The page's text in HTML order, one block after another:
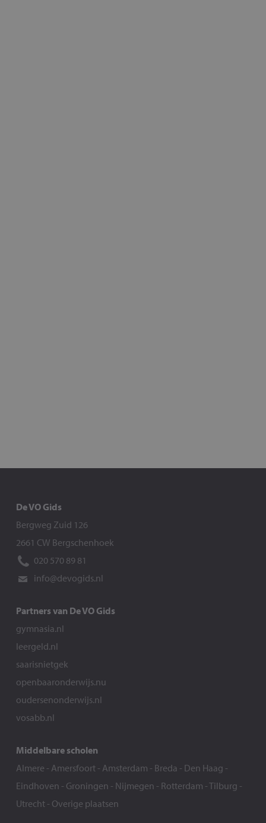
De VO Gids
Bergweg Zuid 126
2661 CW Bergschenhoek
020 570 89 81
info@devogids.nl
Partners van De VO Gids
gymnasia.nl
leergeld.nl
saarisnietgek
openbaaronderwijs.nu
oudersenonderwijs.nl
vosabb.nl
Middelbare scholen
Almere - Amersfoort- Amsterdam - Breda - Den Haag -
Eindhoven - Groningen - Nijmegen - Rotterdam -Tilburg -
Utrecht- Overige plaatsen